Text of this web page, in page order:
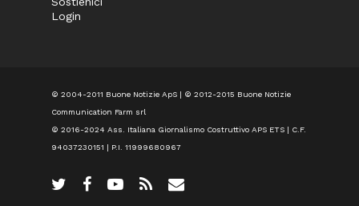
Login
© 2004-2011 Buone Notizie ApS | © 2012-2015 Buone Notizie
Communication Farm srl
© 2016-2024 Ass. Italiana Giornalismo Costruttivo APS ETS | C.F.
94037230151 | P.I. 11999680967